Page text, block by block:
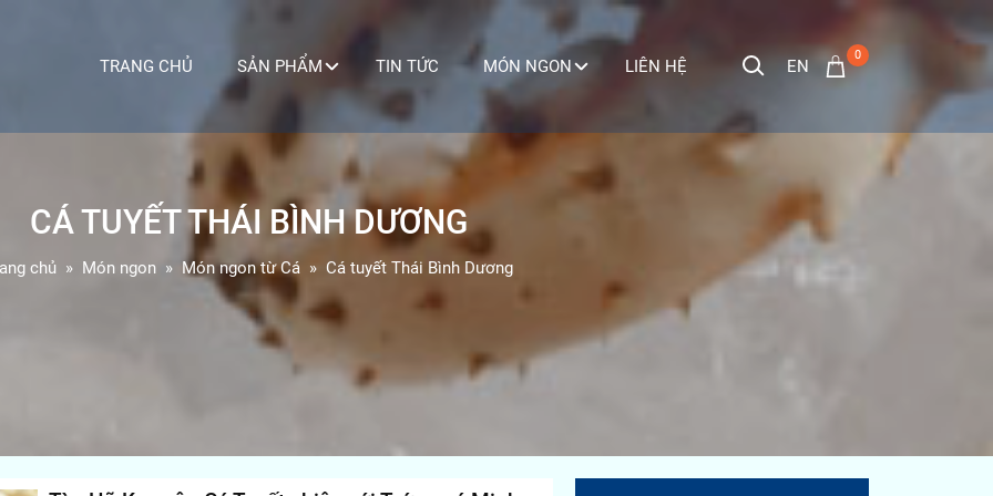
TRANG CHỦ SẢN PHẨM TIN TỨC MÓN NGON LIÊN HỆ EN
0
CÁ TUYẾT THÁI BÌNH DƯƠNG
chủ Món ngon Món ngon từ Cá Cá tuyết Thái Bình Dương